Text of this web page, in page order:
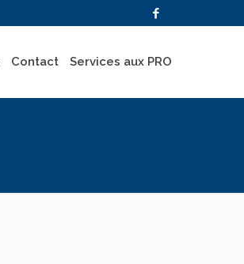
Contact Services aux PRO